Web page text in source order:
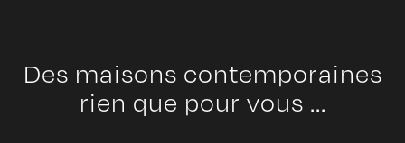
Des maisons contemporaines
rien que pour vous ...